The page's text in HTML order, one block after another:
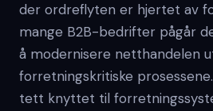
der ordreflyten er hjertet av
mange B2B-bedrifter pågår
å modernisere netthandelen
forretningskritiske
tett knyttet til